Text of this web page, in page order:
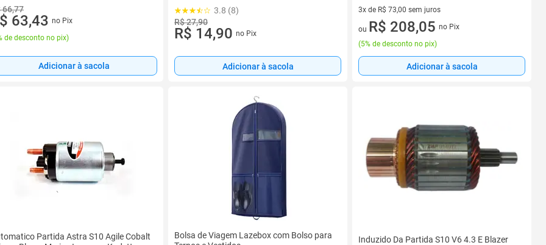
66,77
63,43 no Pix
de desconto no pix)
Adicionar à sacola
3.8 (8)
R$ 27,90
R$ 14,90 no Pix
Adicionar à sacola
3x de R$ 73,00 sem juros
3 vez de R$ 73,00 sem juros
ou R$ 208,05 no Pix
(5% de desconto no pix)
Adicionar à sacola
Partida Astra S10 Agile Cobalt
Bolsa de Viagem Lazebox com Bolso para
Induzido Da Partida S10 V6 4.3 E Blazer